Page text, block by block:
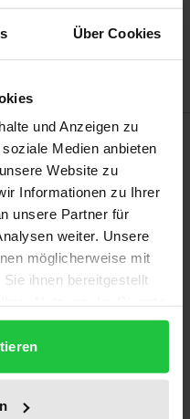
Über Cookies
und Anzeigen zu
Medien anbieten
Website zu
Informationen zu Ihrer
unsere Partner für
weiter. Unsere
möglicherweise mit
ihnen bereitgestellt
sowie die Ursachen
allergischer
immer weitgehend
asthmakranke
sind großen
fehlt oft das Wissen
und Betreuung.
hat deshalb